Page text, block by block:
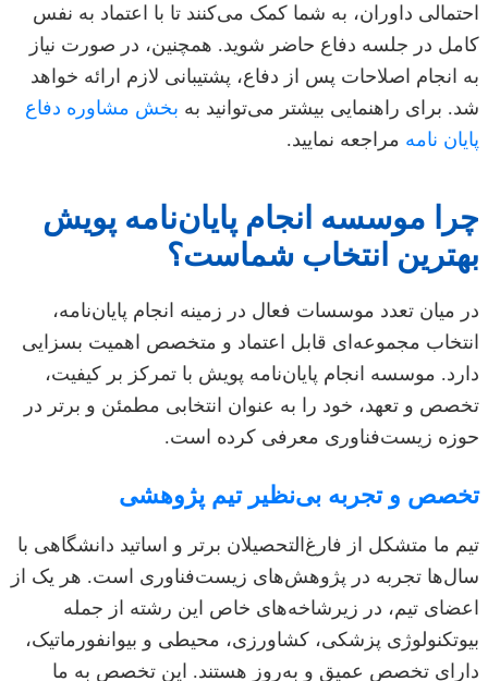
احتمالی داوران، به شما کمک می‌کنند تا با اعتماد به نفس
کامل در جلسه دفاع حاضر شوید. همچنین، در صورت نیاز
به انجام اصلاحات پس از دفاع، پشتیبانی لازم ارائه خواهد
شد. برای راهنمایی بیشتر می‌توانید به بخش مشاوره دفاع
پایان نامه مراجعه نمایید.
چرا موسسه انجام پایان‌نامه پویش
بهترین انتخاب شماست؟
در میان تعدد موسسات فعال در زمینه انجام پایان‌نامه،
انتخاب مجموعه‌ای قابل اعتماد و متخصص اهمیت بسزایی
دارد. موسسه انجام پایان‌نامه پویش با تمرکز بر کیفیت،
تخصص و تعهد، خود را به عنوان انتخابی مطمئن و برتر در
حوزه زیست‌فناوری معرفی کرده است.
تخصص و تجربه بی‌نظیر تیم پژوهشی
تیم ما متشکل از فارغ‌التحصیلان برتر و اساتید دانشگاهی با
سال‌ها تجربه در پژوهش‌های زیست‌فناوری است. هر یک از
اعضای تیم، در زیرشاخه‌های خاص این رشته از جمله
بیوتکنولوژی پزشکی، کشاورزی، محیطی و بیوانفورماتیک،
دارای تخصص عمیق و به‌روز هستند. این تخصص به ما